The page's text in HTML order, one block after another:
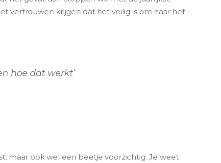
vertrouwen krijgen dat het veilig is om naar het
hoe dat werkt’
maar ook wel een beetje voorzichtig. Je weet